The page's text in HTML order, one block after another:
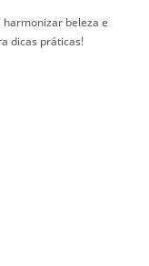
beleza e
dicas práticas!